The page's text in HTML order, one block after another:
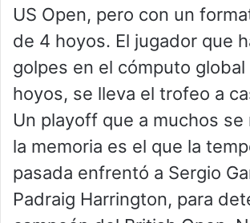
US Open, pero con un
de 4 hoyos. El jugador que
golpes en el cómputo
hoyos, se lleva el trofeo a
Un playoff que a muchos se
la memoria es el que la
pasada enfrentó a Sergio
Padraig Harrington, para